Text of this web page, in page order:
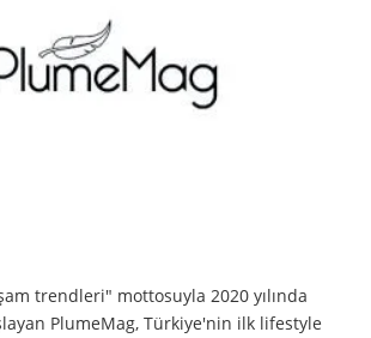
trendleri" mottosuyla 2020 yılında
PlumeMag, Türkiye'nin ilk lifestyle